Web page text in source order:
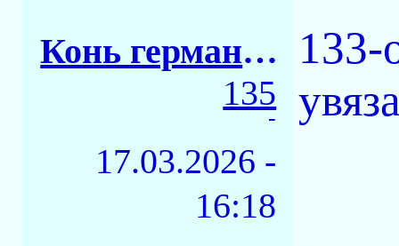
Конь германский
135
-
17.03.2026 -
16:18
133-